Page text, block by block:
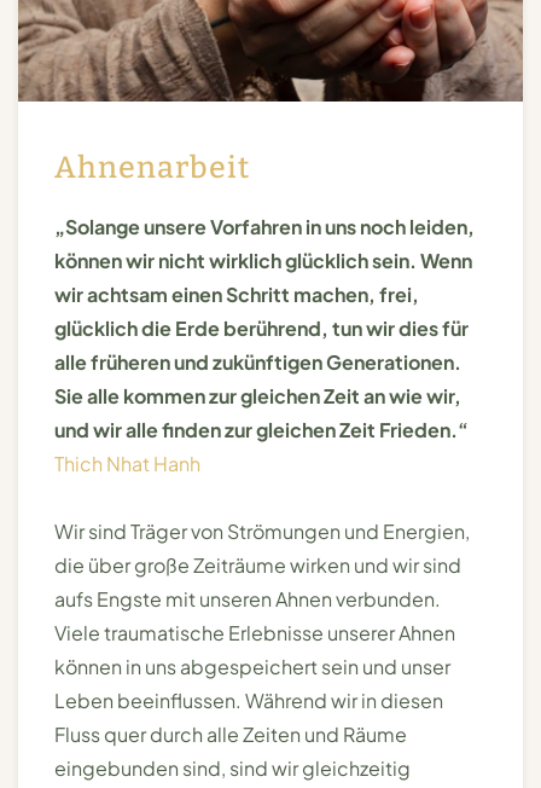
Ahnenarbeit
„Solange unsere Vorfahren in uns noch leiden,
können wir nicht wirklich glücklich sein. Wenn
wir achtsam einen Schritt machen, frei,
glücklich die Erde berührend, tun wir dies für
alle früheren und zukünftigen Generationen.
Sie alle kommen zur gleichen Zeit an wie wir,
und wir alle finden zur gleichen Zeit Frieden.“
Thich Nhat Hanh
Wir sind Träger von Strömungen und Energien,
die über große Zeiträume wirken und wir sind
aufs Engste mit unseren Ahnen verbunden.
Viele traumatische Erlebnisse unserer Ahnen
können in uns abgespeichert sein und unser
Leben beeinflussen. Während wir in diesen
Fluss quer durch alle Zeiten und Räume
eingebunden sind, sind wir gleichzeitig